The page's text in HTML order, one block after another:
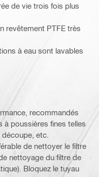
de vie trois fois plus
revêtement PTFE très
à eau sont lavables
recommandés
à poussières fines telles
etc.
de nettoyer le filtre
nettoyage du filtre de
Bloquez le tuyau